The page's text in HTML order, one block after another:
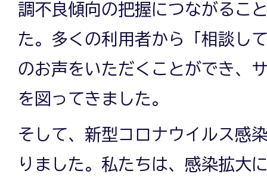
調不良傾向の把握につながるこ
た。多くの利用者から「相談し
のお声をいただくことができ、
を図ってきました。
そして、新型コロナウイルス感
りました。私たちは、感染拡大